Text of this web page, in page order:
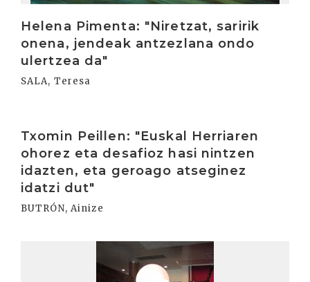
Helena Pimenta: "Niretzat, saririk
onena, jendeak antzezlana ondo
ulertzea da"
SALA, Teresa
Txomin Peillen: "Euskal Herriaren
ohorez eta desafioz hasi nintzen
idazten, eta geroago atseginez
idatzi dut"
BUTRÓN, Ainize